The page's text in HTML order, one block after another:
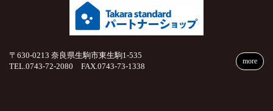
〒630-0213 奈良県生駒市東生駒1-535
TEL.0743-72-2080 FAX.0743-73-1338
more